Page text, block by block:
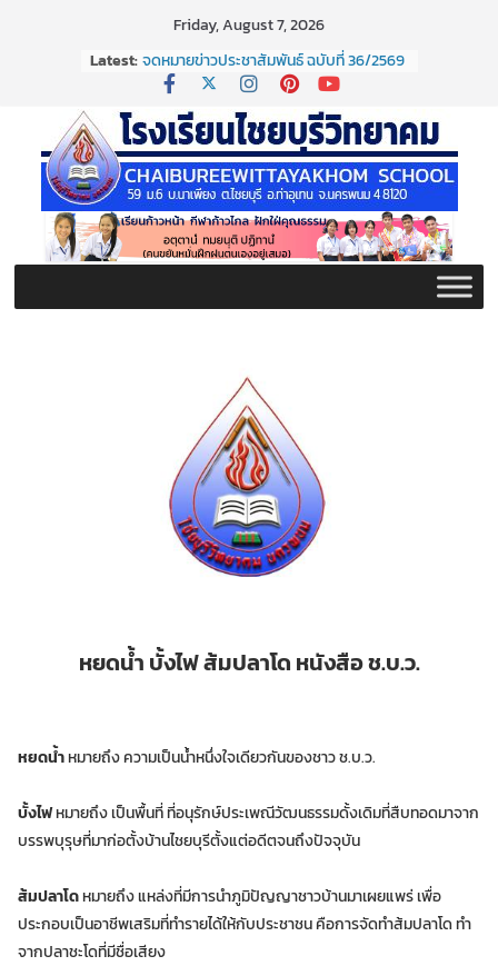
Friday, August 7, 2026
Latest: จดหมายข่าวประชาสัมพันธ์ ฉบับที่ 36/2569
ประจำเดือนมิถุนายน 2569
กิจกรรมวันสุนทรภู่ ประจำปี ๒๕๖๙
จดหมายข่าวประชาสัมพันธ์ ฉบับที่ 38/2569
ประจำเดือนมิถุนายน 2569
จดหมายข่าวประชาสัมพันธ์ ฉบับที่ 37/2569
ประจำเดือนมิถุนายน 2569
หยดน้ำ บั้งไฟ ส้มปลาโด หนังสือ ช.บ.ว.
หยดน้ำหมายถึง ความเป็นน้ำหนึ่งใจเดียวกันของชาว ช.บ.ว.
บั้งไฟหมายถึง เป็นพื้นที่ ที่อนุรักษ์ประเพณีวัฒนธรรมดั้งเดิมที่สืบทอดมาจาก
บรรพบุรุษที่มาก่อตั้งบ้านไชยบุรีตั้งแต่อดีตจนถึงปัจจุบัน
ส้มปลาโดหมายถึง แหล่งที่มีการนำภูมิปัญญาชาวบ้านมาเผยแพร่ เพื่อ
ประกอบเป็นอาชีพเสริมที่ทำรายได้ให้กับประชาชน คือการจัดทำส้มปลาโด ทำ
จากปลาชะโดที่มีชื่อเสียง